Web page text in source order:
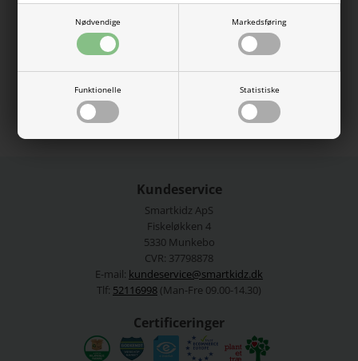
Nødvendige Markedsføring
Funktionelle Statistiske
Blusen er i en fed farve og med et sødt print foran på maven.
95% økologisk bomuld, 5% elastan.
Vaskes ved 40 grader.
Varenummer:13228145-4754534
Kundeservice
Smartkidz ApS
Fiskeløkken 4
5330 Munkebo
CVR: 37798878
E-mail: kundeservice@smartkidz.dk
Tlf: 52116998 (Man-Fre 09.00-14.30)
Certificeringer